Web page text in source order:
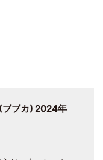
ブブカ) 2024年